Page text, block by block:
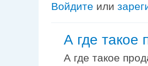
Войдите или
А где такое
А где такое